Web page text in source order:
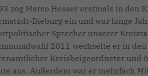
zog Marco Hesser erstmals in den
Dieburg ein und war lange
Sprecher unserer
2011 wechselte er in
Kreisbeigeordneter und
aus. Außerdem war er mehrfach